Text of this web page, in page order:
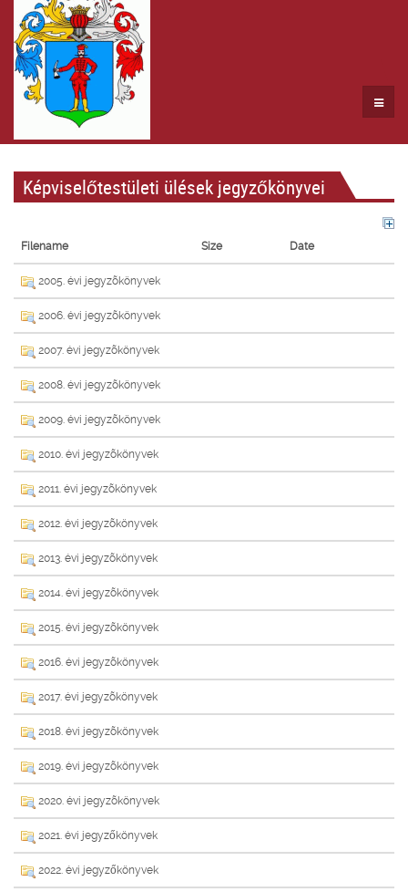
Képviselőtestületi ülések jegyzőkönyvei
Filename Size Date
2005. évi jegyzõkönyvek
2006. évi jegyzõkönyvek
2007. évi jegyzõkönyvek
2008. évi jegyzõkönyvek
2009. évi jegyzõkönyvek
2010. évi jegyzõkönyvek
2011. évi jegyzõkönyvek
2012. évi jegyzõkönyvek
2013. évi jegyzõkönyvek
2014. évi jegyzõkönyvek
2015. évi jegyzõkönyvek
2016. évi jegyzõkönyvek
2017. évi jegyzõkönyvek
2018. évi jegyzõkönyvek
2019. évi jegyzõkönyvek
2020. évi jegyzõkönyvek
2021. évi jegyzőkönyvek
2022. évi jegyzőkönyvek